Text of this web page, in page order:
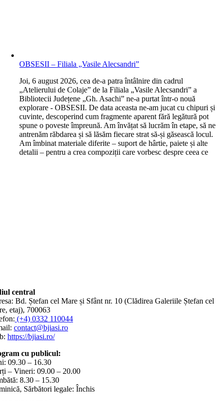
OBSESII – Filiala „Vasile Alecsandri”
Joi, 6 august 2026, cea de-a patra întâlnire din cadrul
„Atelierului de Colaje” de la Filiala „Vasile Alecsandri” a
Bibliotecii Județene „Gh. Asachi” ne-a purtat într-o nouă
explorare - OBSESII. De data aceasta ne-am jucat cu chipuri și
cuvinte, descoperind cum fragmente aparent fără legătură pot
spune o poveste împreună. Am învățat să lucrăm în etape, să ne
antrenăm răbdarea și să lăsăm fiecare strat să-și găsească locul.
Am îmbinat materiale diferite – suport de hârtie, paiete și alte
detalii – pentru a crea compoziții care vorbesc despre ceea ce
central
Bd. Ștefan cel Mare și Sfânt nr. 10 (Clădirea Galeriile Ștefan cel
etaj), 700063
(+4) 0332 110044
contact@bjiasi.ro
https://bjiasi.ro/
cu publicul:
09.30 – 16.30
– Vineri: 09.00 – 20.00
8.30 – 15.30
Sărbători legale: Închis